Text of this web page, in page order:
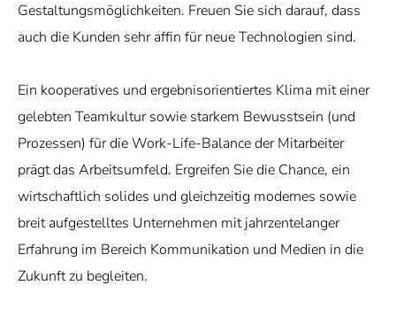
Gestaltungsmöglichkeiten. Freuen Sie sich darauf, dass
auch die Kunden sehr affin für neue Technologien sind.
Ein kooperatives und ergebnisorientiertes Klima mit einer
gelebten Teamkultur sowie starkem Bewusstsein (und
Prozessen) für die Work-Life-Balance der Mitarbeiter
prägt das Arbeitsumfeld. Ergreifen Sie die Chance, ein
wirtschaftlich solides und gleichzeitig modernes sowie
breit aufgestelltes Unternehmen mit jahrzentelanger
Erfahrung im Bereich Kommunikation und Medien in die
Zukunft zu begleiten.